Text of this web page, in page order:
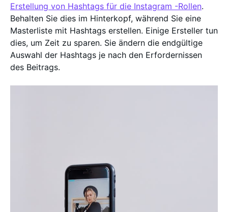
Erstellung von Hashtags für die Instagram -Rollen.
Behalten Sie dies im Hinterkopf, während Sie eine
Masterliste mit Hashtags erstellen. Einige Ersteller tun
dies, um Zeit zu sparen. Sie ändern die endgültige
Auswahl der Hashtags je nach den Erfordernissen
des Beitrags.